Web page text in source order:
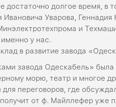
достаточно долгое время, в
Уварова, Геннадия
и
у нас.
в развитие завода
завода Одескабель» была
морю, театр и многое
переговоров, где
от ф. Майллефер уже